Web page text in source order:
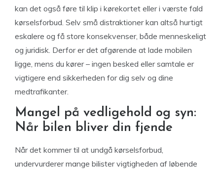
kan det også føre til klip i kørekortet eller i værste fald
kørselsforbud. Selv små distraktioner kan altså hurtigt
eskalere og få store konsekvenser, både menneskeligt
og juridisk. Derfor er det afgørende at lade mobilen
ligge, mens du kører – ingen besked eller samtale er
vigtigere end sikkerheden for dig selv og dine
medtrafikanter.
Mangel på vedligehold og syn:
Når bilen bliver din fjende
Når det kommer til at undgå kørselsforbud,
undervurderer mange bilister vigtigheden af løbende